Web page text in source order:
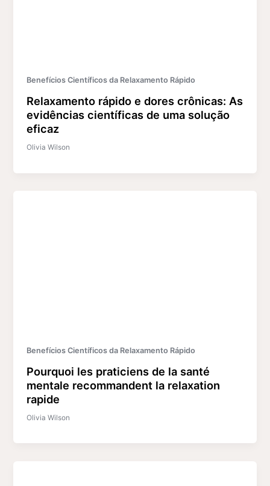
Benefícios Científicos da Relaxamento Rápido
Relaxamento rápido e dores crônicas: As
evidências científicas de uma solução
eficaz
Olivia Wilson
Benefícios Científicos da Relaxamento Rápido
Pourquoi les praticiens de la santé
mentale recommandent la relaxation
rapide
Olivia Wilson